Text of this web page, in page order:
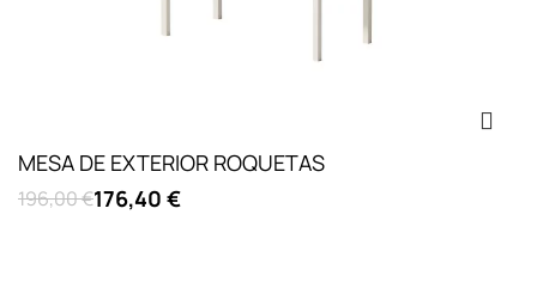
MESA DE EXTERIOR ROQUETAS
196,00 €176,40 €